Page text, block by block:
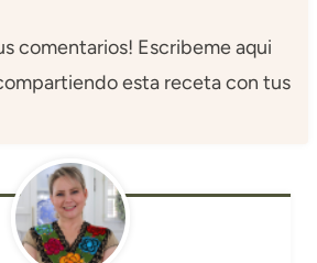
comentarios! Escribeme aqui
esta receta con tus